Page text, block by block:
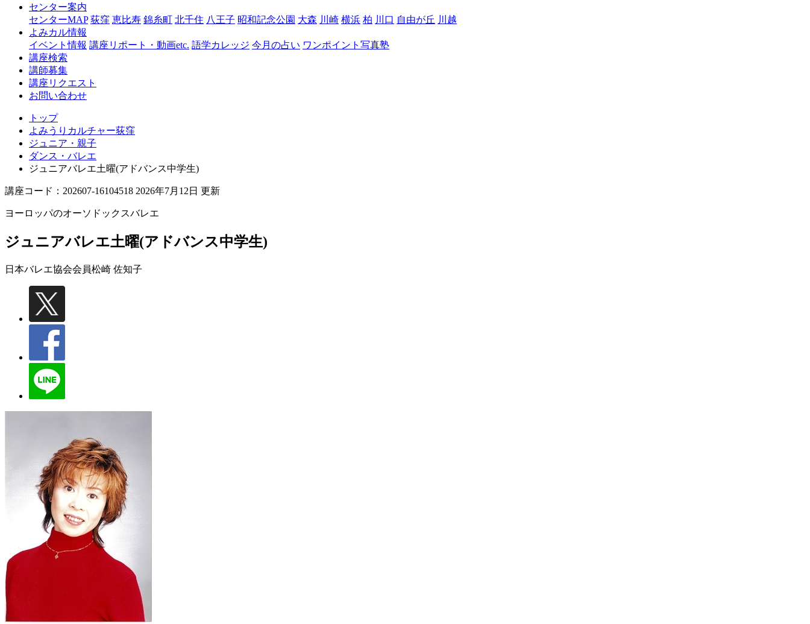
荻
窪
センター案内
センターMAP 荻窪 恵比寿 錦糸町 北千住 八王子 昭和記念公園 大森 川崎 横浜 柏 川口 自由が丘 川越
よみカル情報
イベント情報 講座リポート・動画etc. 語学カレッジ 今月の占い ワンポイント写真塾
講座検索
講師募集
講座リクエスト
お問い合わせ
トップ
よみうりカルチャー荻窪
ジュニア・親子
ダンス・バレエ
ジュニアバレエ土曜(アドバンス中学生)
講座コード：202607-16104518 2026年7月12日 更新
ヨーロッパのオーソドックスバレエ
ジュニアバレエ土曜(アドバンス中学生)
日本バレエ協会会員松崎 佐知子